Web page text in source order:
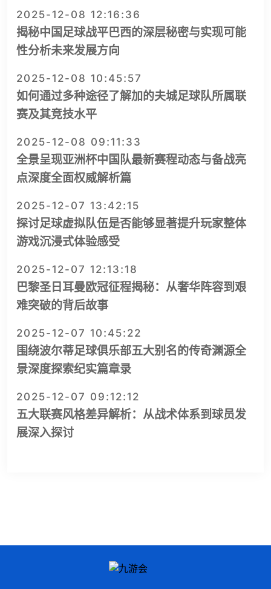
2025-12-08 12:16:36
揭秘中国足球战平巴西的深层秘密与实现可能
性分析未来发展方向
2025-12-08 10:45:57
如何通过多种途径了解加的夫城足球队所属联
赛及其竞技水平
2025-12-08 09:11:33
全景呈现亚洲杯中国队最新赛程动态与备战亮
点深度全面权威解析篇
2025-12-07 13:42:15
探讨足球虚拟队伍是否能够显著提升玩家整体
游戏沉浸式体验感受
2025-12-07 12:13:18
巴黎圣日耳曼欧冠征程揭秘：从奢华阵容到艰
难突破的背后故事
2025-12-07 10:45:22
围绕波尔蒂足球俱乐部五大别名的传奇渊源全
景深度探索纪实篇章录
2025-12-07 09:12:12
五大联赛风格差异解析：从战术体系到球员发
展深入探讨